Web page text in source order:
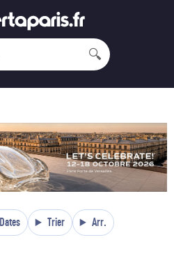
🔍
Dates Trier Arr.